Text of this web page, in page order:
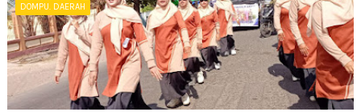
DOMPU. DAERAH